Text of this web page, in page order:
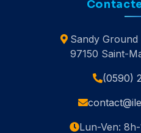
Sandy Ground
97150 Saint-
(0590)
Lun-Ven: